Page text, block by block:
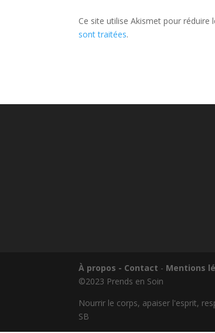
Ce site utilise Akismet pour réduire
sont traitées.
À propos - Contact - Mentions
©2023 Prends en Soin
Nourrir le corps, apaiser l'esprit,
SB